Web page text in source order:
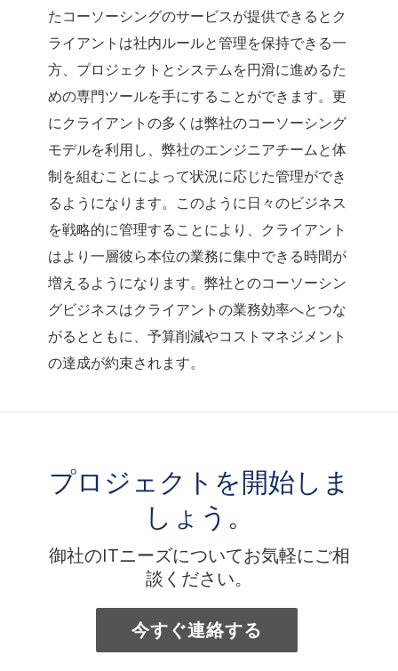
たコーソーシングのサービスが提供できるとク
ライアントは社内ルールと管理を保持できる一
方、プロジェクトとシステムを円滑に進めるた
めの専門ツールを手にすることができます。更
にクライアントの多くは弊社のコーソーシング
モデルを利用し、弊社のエンジニアチームと体
制を組むことによって状況に応じた管理ができ
るようになります。このように日々のビジネス
を戦略的に管理することにより、クライアント
はより一層彼ら本位の業務に集中できる時間が
増えるようになります。弊社とのコーソーシン
グビジネスはクライアントの業務効率へとつな
がるとともに、予算削減やコストマネジメント
の達成が約束されます。
プロジェクトを開始しま
しょう。
御社のITニーズについてお気軽にご相
談ください。
今すぐ連絡する